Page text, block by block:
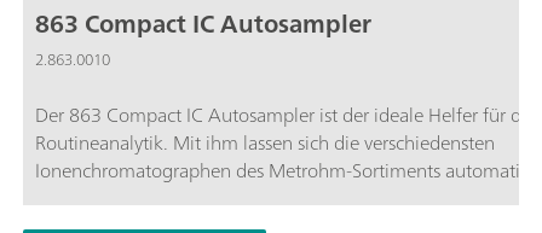
863 Compact IC Autosampler
2.863.0010
Der 863 Compact IC Autosampler ist der ideale Helfer für die
Routineanalytik. Mit ihm lassen sich die verschiedensten
Ionenchromatographen des Metrohm-Sortiments